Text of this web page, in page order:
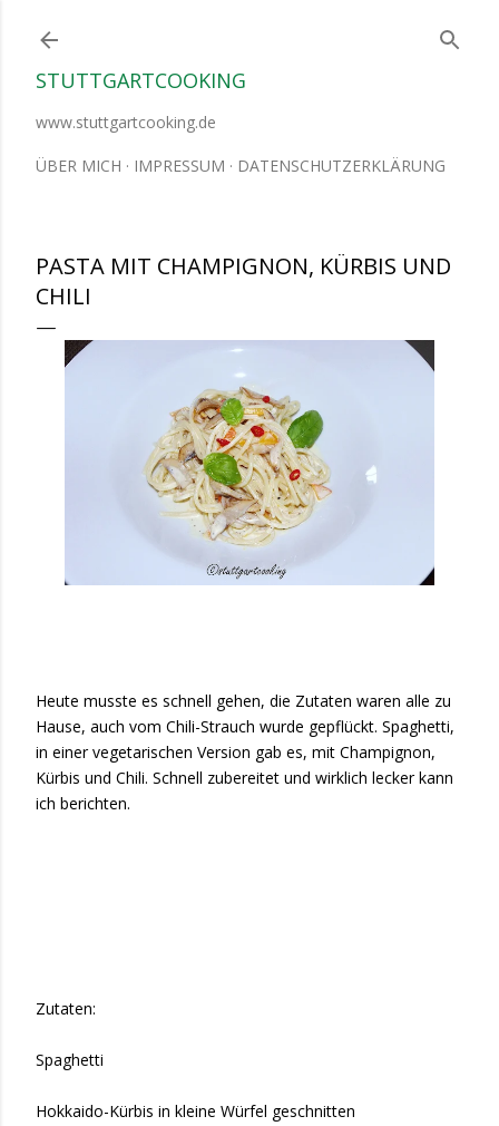
STUTTGARTCOOKING
www.stuttgartcooking.de
ÜBER MICH IMPRESSUM DATENSCHUTZERKLÄRUNG
PASTA MIT CHAMPIGNON, KÜRBIS UND
CHILI
Heute musste es schnell gehen, die Zutaten waren alle zu
Hause, auch vom Chili-Strauch wurde gepflückt. Spaghetti,
in einer vegetarischen Version gab es, mit Champignon,
Kürbis und Chili. Schnell zubereitet und wirklich lecker kann
ich berichten.
Zutaten:
Spaghetti
Hokkaido-Kürbis in kleine Würfel geschnitten